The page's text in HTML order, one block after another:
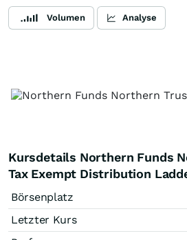
Volumen Analyse
Kursdetails Northern Funds
Tax Exempt Distribution
Börsenplatz
Letzter Kurs